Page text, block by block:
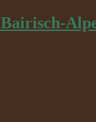
Bairisch-